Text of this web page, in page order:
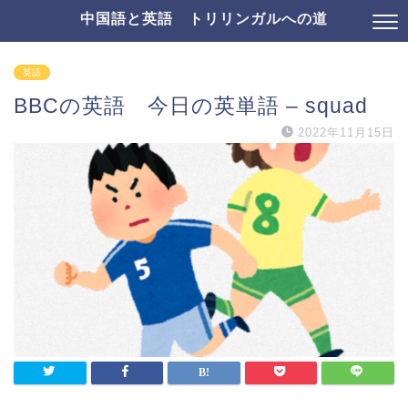
中国語と英語 トリリンガルへの道
英語
BBCの英語 今日の英単語 – squad
2022年11月15日